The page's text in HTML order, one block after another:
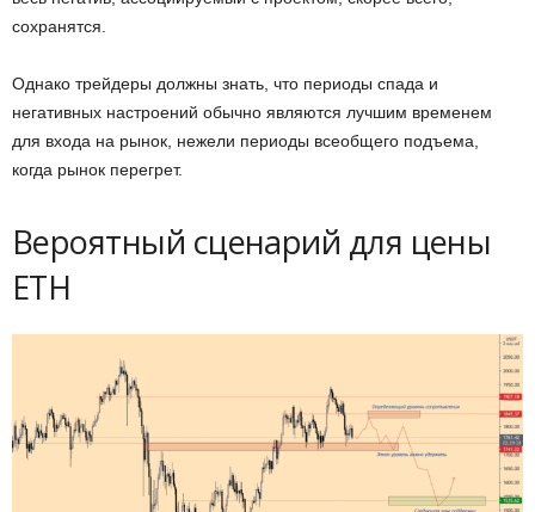
сохранятся.
Однако трейдеры должны знать, что периоды спада и
негативных настроений обычно являются лучшим временем
для входа на рынок, нежели периоды всеобщего подъема,
когда рынок перегрет.
Вероятный сценарий для цены
ETH